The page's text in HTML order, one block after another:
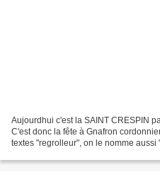
Aujourdhui c'est la SAINT CRESPIN
C'est donc la fête à Gnafron
textes "regrolleur", on le nomme aussi